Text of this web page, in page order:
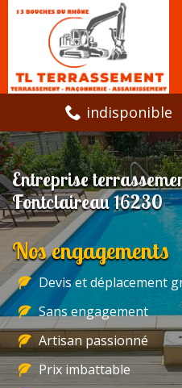
indisponible
Entreprise
Fontclaireau 16230
Nos engagements
Devis et déplacement
Sans engagement
Artisan passionné
Prix imbattable